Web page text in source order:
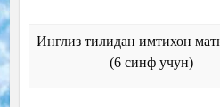
Инглиз тилидан имтихон
(6 синф учун)